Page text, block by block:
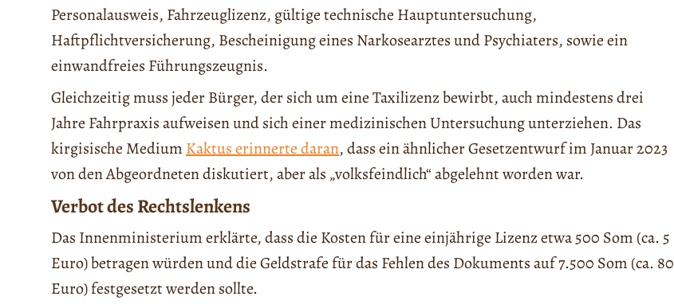
Personalausweis, Fahrzeuglizenz, gültige technische Hauptuntersuchung,
Haftpflichtversicherung, Bescheinigung eines Narkosearztes und Psychiaters, sowie ein
einwandfreies Führungszeugnis.
Gleichzeitig muss jeder Bürger, der sich um eine Taxilizenz bewirbt, auch mindestens drei
Jahre Fahrpraxis aufweisen und sich einer medizinischen Untersuchung unterziehen. Das
kirgisische Medium Kaktus erinnerte daran, dass ein ähnlicher Gesetzentwurf im Januar 2023
von den Abgeordneten diskutiert, aber als „volksfeindlich“ abgelehnt worden war.
Verbot des Rechtslenkens
Das Innenministerium erklärte, dass die Kosten für eine einjährige Lizenz etwa 500 Som (ca. 5
Euro) betragen würden und die Geldstrafe für das Fehlen des Dokuments auf 7.500 Som (ca. 80
Euro) festgesetzt werden sollte.